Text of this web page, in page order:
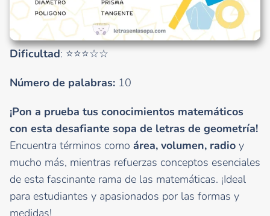
Dificultad: ⭐⭐⭐☆☆
Número de palabras: 10
¡Pon a prueba tus conocimientos matemáticos
con esta desafiante sopa de letras de geometría!
Encuentra términos como área, volumen, radio y
mucho más, mientras refuerzas conceptos esenciales
de esta fascinante rama de las matemáticas. ¡Ideal
para estudiantes y apasionados por las formas y
medidas!